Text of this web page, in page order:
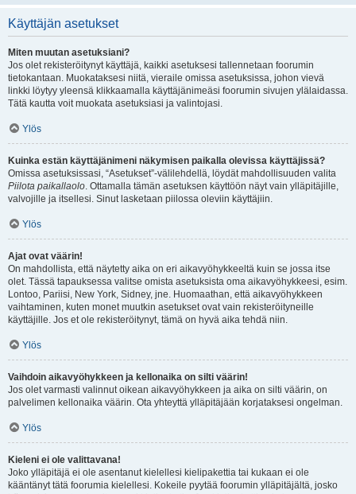
Käyttäjän asetukset
Miten muutan asetuksiani?
Jos olet rekisteröitynyt käyttäjä, kaikki asetuksesi tallennetaan foorumin
tietokantaan. Muokataksesi niitä, vieraile omissa asetuksissa, johon vievä
linkki löytyy yleensä klikkaamalla käyttäjänimeäsi foorumin sivujen ylälaidassa.
Tätä kautta voit muokata asetuksiasi ja valintojasi.
Ylös
Kuinka estän käyttäjänimeni näkymisen paikalla olevissa käyttäjissä?
Omissa asetuksissasi, “Asetukset”-välilehdellä, löydät mahdollisuuden valita
Piilota paikallaolo. Ottamalla tämän asetuksen käyttöön näyt vain ylläpitäjille,
valvojille ja itsellesi. Sinut lasketaan piilossa oleviin käyttäjiin.
Ylös
Ajat ovat väärin!
On mahdollista, että näytetty aika on eri aikavyöhykkeeltä kuin se jossa itse
olet. Tässä tapauksessa valitse omista asetuksista oma aikavyöhykkeesi, esim.
Lontoo, Pariisi, New York, Sidney, jne. Huomaathan, että aikavyöhykkeen
vaihtaminen, kuten monet muutkin asetukset ovat vain rekisteröityneille
käyttäjille. Jos et ole rekisteröitynyt, tämä on hyvä aika tehdä niin.
Ylös
Vaihdoin aikavyöhykkeen ja kellonaika on silti väärin!
Jos olet varmasti valinnut oikean aikavyöhykkeen ja aika on silti väärin, on
palvelimen kellonaika väärin. Ota yhteyttä ylläpitäjään korjataksesi ongelman.
Ylös
Kieleni ei ole valittavana!
Joko ylläpitäjä ei ole asentanut kielellesi kielipakettia tai kukaan ei ole
kääntänyt tätä foorumia kielellesi. Kokeile pyytää foorumin ylläpitäjältä, josko